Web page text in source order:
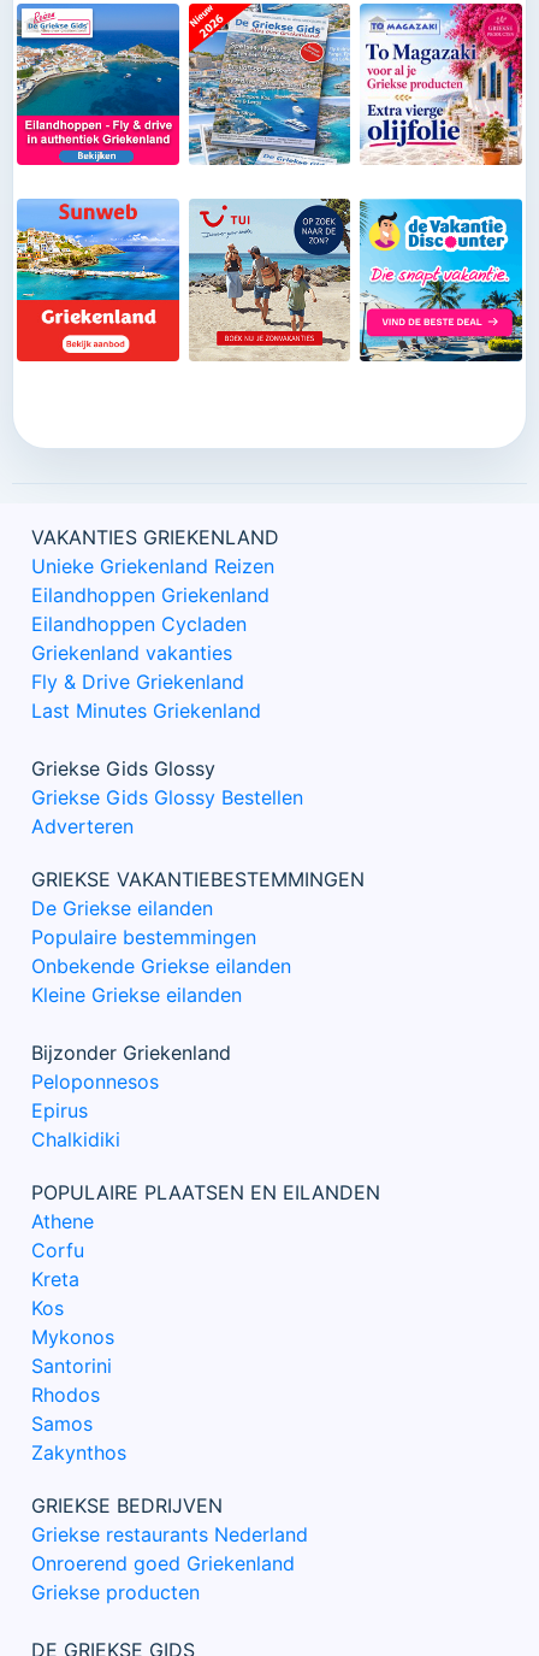
Calamiteitenfonds. Wij zijn voor onze klanten die in
Griekenland zijn 24 uur per dag bereikbaar (Tel
0343-218014) en laten niets over aan het toeval. Zo
kun je zorgeloos op vakantie.
VAKANTIES GRIEKENLAND
Unieke Griekenland Reizen
Eilandhoppen Griekenland
Eilandhoppen Cycladen
Griekenland vakanties
Fly & Drive Griekenland
Last Minutes Griekenland
Griekse Gids Glossy
Griekse Gids Glossy Bestellen
Adverteren
GRIEKSE VAKANTIEBESTEMMINGEN
De Griekse eilanden
Populaire bestemmingen
Onbekende Griekse eilanden
Kleine Griekse eilanden
Bijzonder Griekenland
Peloponnesos
Epirus
Chalkidiki
POPULAIRE PLAATSEN EN EILANDEN
Athene
Corfu
Kreta
Kos
Mykonos
Santorini
Rhodos
Samos
Zakynthos
GRIEKSE BEDRIJVEN
Griekse restaurants Nederland
Onroerend goed Griekenland
Griekse producten
DE GRIEKSE GIDS